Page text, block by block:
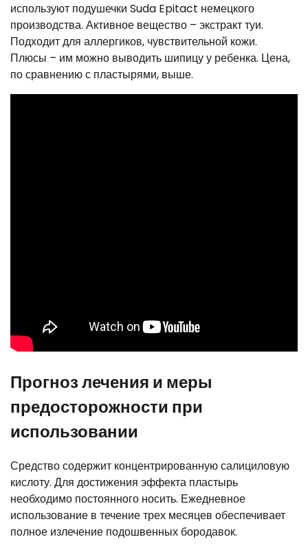
используют подушечки Suda Epitact немецкого
производства. Активное вещество – экстракт туи.
Подходит для аллергиков, чувствительной кожи.
Плюсы – им можно выводить шипицу у ребенка. Цена,
по сравнению с пластырями, выше.
Прогноз лечения и меры
предосторожности при
использовании
Средство содержит концентрированную салициловую
кислоту. Для достижения эффекта пластырь
необходимо постоянного носить. Ежедневное
использование в течение трех месяцев обеспечивает
полное излечение подошвенных бородавок.